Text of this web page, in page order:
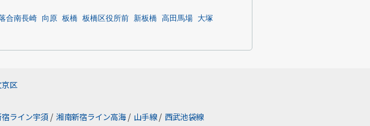
合南長崎 向原 板橋 板橋区役所前 新板橋 高田馬場
大塚
区
ライン宇須 / 湘南新宿ライン高海 / 山手線 / 西武池袋線